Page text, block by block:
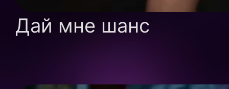
Дай мне шанс